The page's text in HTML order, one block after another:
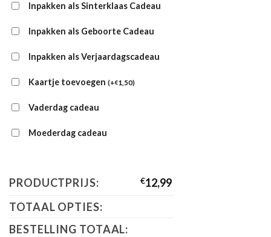
Inpakken als Sinterklaas Cadeau
Inpakken als Geboorte Cadeau
Inpakken als Verjaardagscadeau
Kaartje toevoegen (+€1,50)
Vaderdag cadeau
Moederdag cadeau
PRODUCTPRIJS: €12,99
TOTAAL OPTIES:
BESTELLING TOTAAL: